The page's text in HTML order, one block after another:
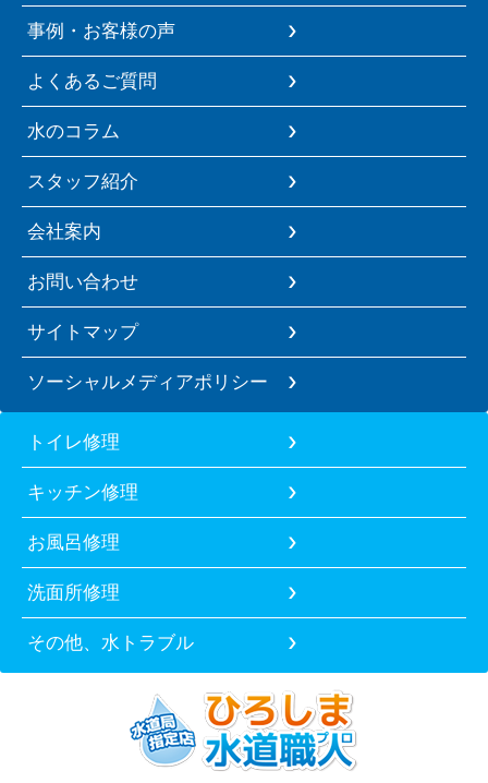
事例・お客様の声
よくあるご質問
水のコラム
スタッフ紹介
会社案内
お問い合わせ
サイトマップ
ソーシャルメディアポリシー
トイレ修理
キッチン修理
お風呂修理
洗面所修理
その他、水トラブル